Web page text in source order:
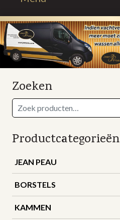
Zoeken
Zoeken
naar:
Productcategorieën
JEAN PEAU
BORSTELS
KAMMEN